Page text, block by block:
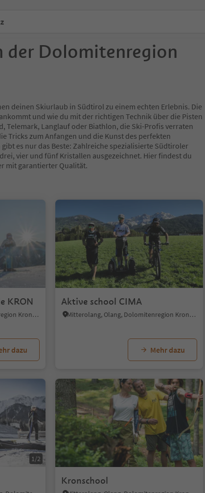
der Dolomitenregion
deinen Skiurlaub in Südtirol zu einem echten Erlebnis. Die
und wie du mit der richtigen Technik über die Pisten
Telemark, Langlauf oder Biathlon, die Ski-Profis verraten
Tricks zum Anfangen und die Kunst des perfekten
es nur das Beste: Zahlreiche spezialisierte Südtiroler
vier und fünf Kristallen ausgezeichnet. Hier findest du
mit garantierter Qualität.
1/5
KRON
Mitterolang, Olang, Dolomitenregion Kronplatz
dazu
Aktive school CIMA
Mitterolang, Olang, Dolomitenregion Kronplatz
Mehr dazu
1/2
Kronschool